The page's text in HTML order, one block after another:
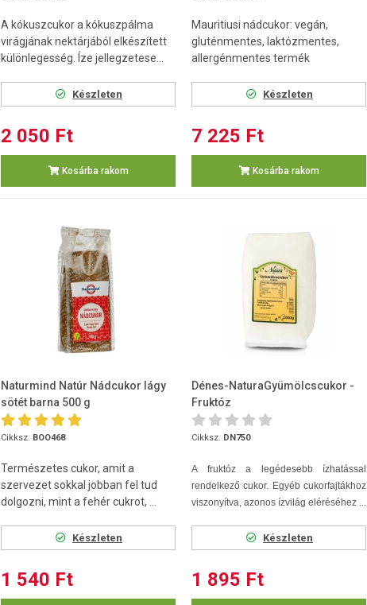
A kókuszcukor a kókuszpálma
virágjának nektárjából elkészített
különlegesség. Íze jellegzetese...
Készleten
2 050 Ft
Kosárba rakom
Mauritiusi nádcukor: vegán,
gluténmentes, laktózmentes,
allergénmentes termék
Készleten
7 225 Ft
Kosárba rakom
Naturmind Natúr Nádcukor lágy
sötét barna 500 g
Cikksz. BOO468
Természetes cukor, amit a
szervezet sokkal jobban fel tud
dolgozni, mint a fehér cukrot, ...
Készleten
1 540 Ft
Dénes-NaturaGyümölcscukor -
Fruktóz
Cikksz. DN750
A fruktóz a legédesebb ízhatással
rendelkező cukor. Egyéb cukorfajtákhoz
viszonyítva, azonos ízvilág eléréséhez ...
Készleten
1 895 Ft